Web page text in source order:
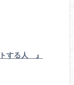
する人 』